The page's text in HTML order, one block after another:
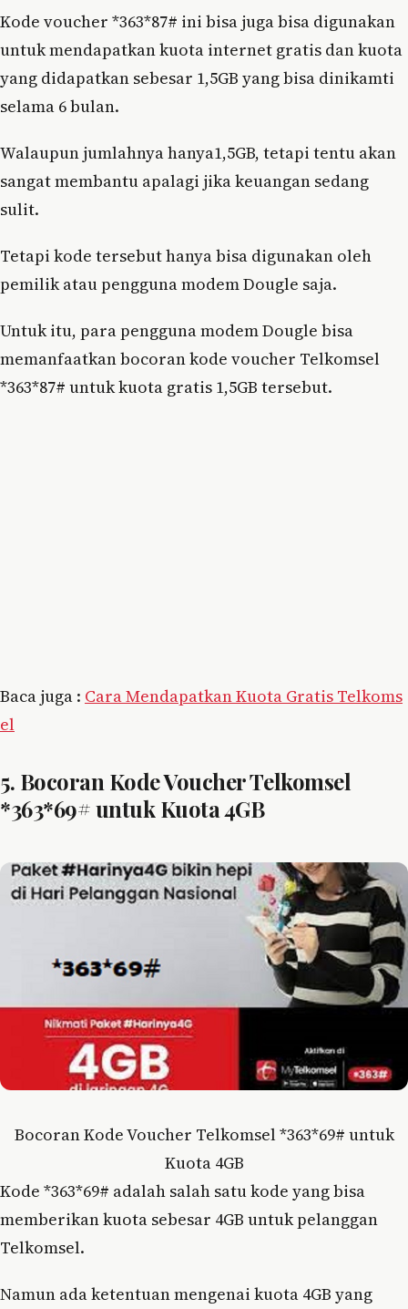
Kode voucher *363*87# ini bisa juga bisa digunakan
untuk mendapatkan kuota internet gratis dan kuota
yang didapatkan sebesar 1,5GB yang bisa dinikamti
selama 6 bulan.
Walaupun jumlahnya hanya1,5GB, tetapi tentu akan
sangat membantu apalagi jika keuangan sedang
sulit.
Tetapi kode tersebut hanya bisa digunakan oleh
pemilik atau pengguna modem Dougle saja.
Untuk itu, para pengguna modem Dougle bisa
memanfaatkan bocoran kode voucher Telkomsel
*363*87# untuk kuota gratis 1,5GB tersebut.
Baca juga : Cara Mendapatkan Kuota Gratis Telkoms
el
5. Bocoran Kode Voucher Telkomsel
*363*69# untuk Kuota 4GB
Bocoran Kode Voucher Telkomsel *363*69# untuk
Kuota 4GB
Kode *363*69# adalah salah satu kode yang bisa
memberikan kuota sebesar 4GB untuk pelanggan
Telkomsel.
Namun ada ketentuan mengenai kuota 4GB yang